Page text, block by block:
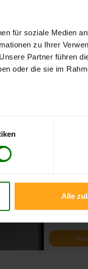
für soziale Medien
zu Ihrer
Partner führen
oder die sie im
Alle